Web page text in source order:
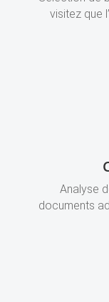
visitez que
Analyse
documents